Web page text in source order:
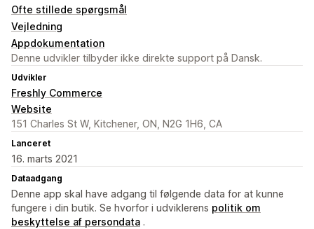
Ofte stillede spørgsmål
Vejledning
Appdokumentation
Denne udvikler tilbyder ikke direkte support på Dansk.
Udvikler
Freshly Commerce
Website
151 Charles St W, Kitchener, ON, N2G 1H6, CA
Lanceret
16. marts 2021
Dataadgang
Denne app skal have adgang til følgende data for at kunne
fungere i din butik. Se hvorfor i udviklerens politik om
beskyttelse af persondata .